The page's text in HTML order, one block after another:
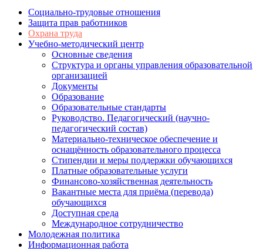
Социально-трудовые отношения
Защита прав работников
Охрана труда
Учебно-методический центр
Основные сведения
Структура и органы управления образовательной
организацией
Документы
Образование
Образовательные стандарты
Руководство. Педагогический (научно-
педагогический состав)
Материально-техническое обеспечение и
оснащённость образовательного процесса
Стипендии и меры поддержки обучающихся
Платные образовательные услуги
Финансово-хозяйственная деятельность
Вакантные места для приёма (перевода)
обучающихся
Доступная среда
Международное сотрудничество
Молодежная политика
Информационная работа